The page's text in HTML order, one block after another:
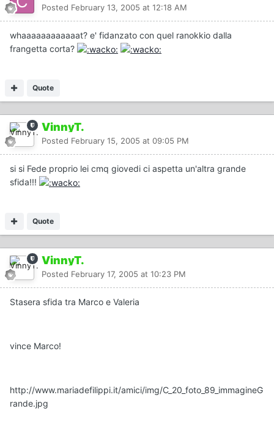
Posted February 13, 2005 at 12:18 AM
whaaaaaaaaaaaat? e' fidanzato con quel ranokkio dalla
frangetta corta?
Quote
VinnyT.
Posted February 15, 2005 at 09:05 PM
si si Fede proprio lei cmq giovedi ci aspetta un'altra grande
sfida!!!
Quote
VinnyT.
Posted February 17, 2005 at 10:23 PM
Stasera sfida tra Marco e Valeria
vince Marco!
http://www.mariadefilippi.it/amici/img/C_20_foto_89_immagineG
rande.jpg